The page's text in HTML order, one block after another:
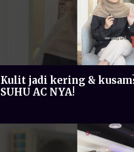
Kulit jadi kering &
SUHU AC NYA!